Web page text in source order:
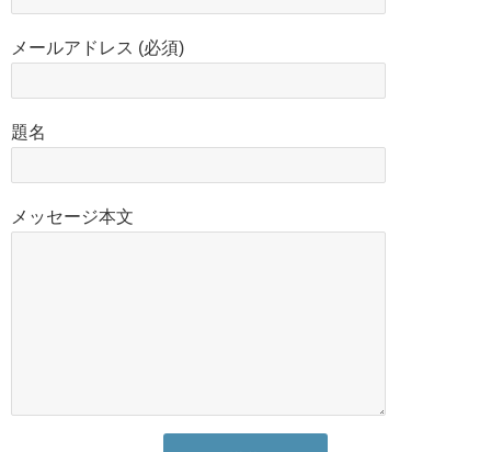
メールアドレス (必須)
題名
メッセージ本文